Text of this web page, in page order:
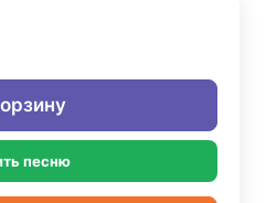
песню